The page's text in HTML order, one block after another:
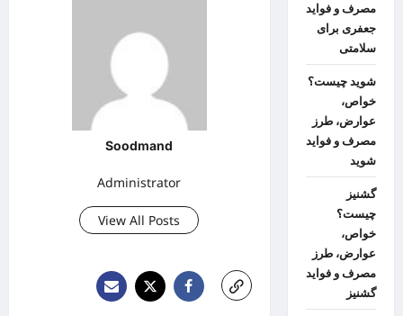
Soodmand
Administrator
View All Posts
مصرف و فواید
جعفری برای
سلامتی
شوید چیست؟
خواص،
عوارض، طرز
مصرف و فواید
شوید
گشنیز
چیست؟
خواص،
عوارض، طرز
مصرف و فواید
گشنیز